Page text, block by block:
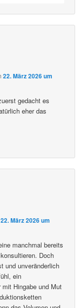
22. März 2026 um
gedacht es
eher das
22. März 2026 um
manchmal bereits
Doch
und unveränderlich
ein
Hingabe und Mut